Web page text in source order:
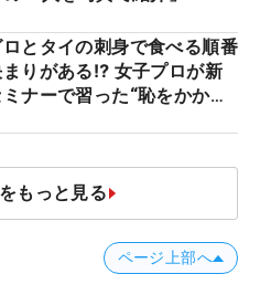
ロとタイの刺身で食べる順番
まりがある⁉ 女子プロが新
ミナーで習った“恥をかかな
もっと見る
ページ上部へ